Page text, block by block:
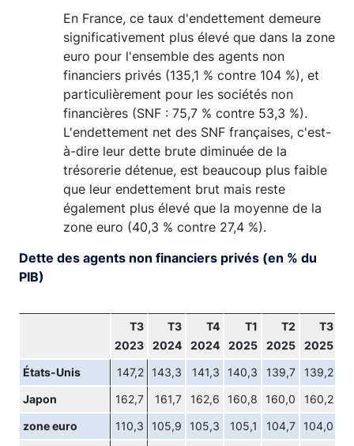
En France, ce taux d'endettement demeure
significativement plus élevé que dans la zone
euro pour l'ensemble des agents non
financiers privés (135,1 % contre 104 %), et
particulièrement pour les sociétés non
financières (SNF : 75,7 % contre 53,3 %).
L'endettement net des SNF françaises, c'est-
à-dire leur dette brute diminuée de la
trésorerie détenue, est beaucoup plus faible
que leur endettement brut mais reste
également plus élevé que la moyenne de la
zone euro (40,3 % contre 27,4 %).
Dette des agents non financiers privés (en % du
PIB)
T3
2023
T3
2024
T4
2024
T1
2025
T2
2025
T3
2025
États-Unis 147,2 143,3 141,3 140,3 139,7 139,2
Japon 162,7 161,7 162,6 160,8 160,0 160,2
zone euro 110,3 105,9 105,3 105,1 104,7 104,0